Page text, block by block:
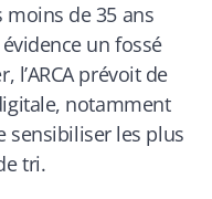
moins de 35 ans
un fossé
l’ARCA prévoit de
notamment
sensibiliser les plus
tri.